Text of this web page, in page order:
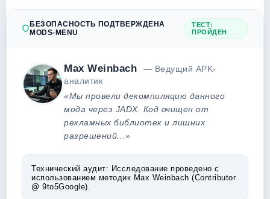
БЕЗОПАСНОСТЬ ПОДТВЕРЖДЕНА
MODS-MENU
ТЕСТ:
ПРОЙДЕН
Max Weinbach
— Ведущий APK-
аналитик
«Мы провели декомпиляцию данного
мода через JADX. Код очищен от
рекламных библиотек и лишних
разрешений...»
Технический аудит: Исследование проведено с
использованием методик Max Weinbach (Contributor
@ 9to5Google).